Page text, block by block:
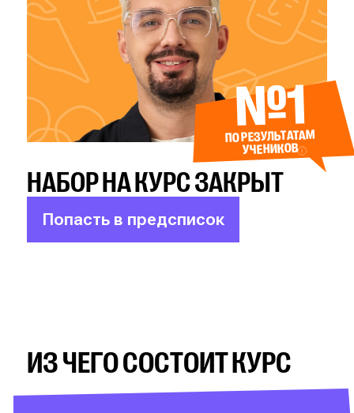
№1
ПО РЕЗУЛЬТАТАМ
УЧЕНИКОВ
Попасть в предсписок
НАБОР НА КУРС ЗАКРЫТ
ИЗ ЧЕГО СОСТОИТ КУРС